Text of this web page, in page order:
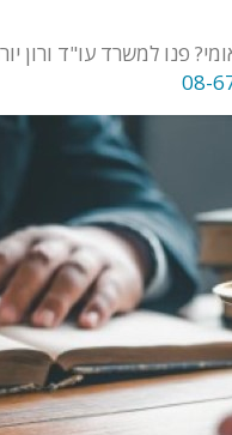
פנו למשרד עו"ד
08-